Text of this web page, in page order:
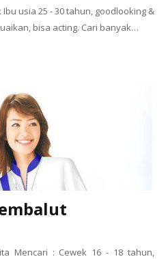
usia 25 - 30 tahun, goodlooking &
bisa acting. Cari banyak…
Mencari : Cewek 16 - 18 tahun,